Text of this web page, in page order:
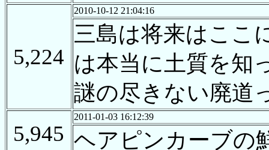
5,224
2010-10-12 21:04:16
三島は将来はここ
は本当に土質を知
謎の尽きない廃道
5,945
2011-01-03 16:12:39
ヘアピンカーブの